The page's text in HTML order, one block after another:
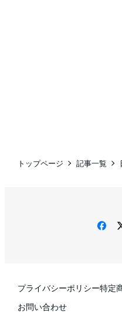
トップページ 記事一覧
プライバシーポリシー特定
お問い合わせ